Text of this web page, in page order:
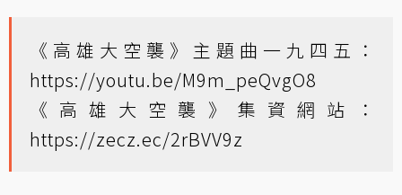
《高雄大空襲》主題曲一九四五：
https://youtu.be/M9m_peQvgO8
《高雄大空襲》集資網站：
https://zecz.ec/2rBVV9z